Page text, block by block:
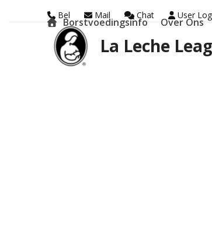
Bel Mail Chat User
La Leche
Borstvoedingsinfo Over Ons